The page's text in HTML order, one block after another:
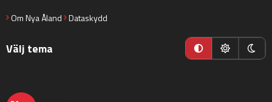
Om Nya Åland Dataskydd
Välj tema